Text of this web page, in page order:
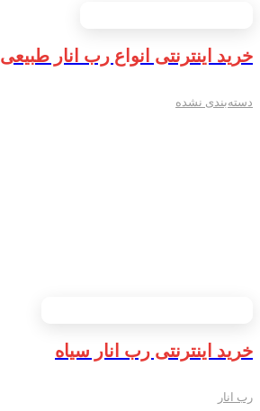
خرید اینترنتی انواع رب انار طبیعی
دسته‌بندی نشده
خرید اینترنتی رب انار سیاه
رب انار